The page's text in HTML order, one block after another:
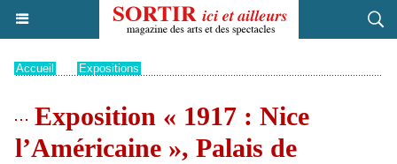
Accueil Expositions
Exposition « 1917 : Nice
l’Américaine », Palais de